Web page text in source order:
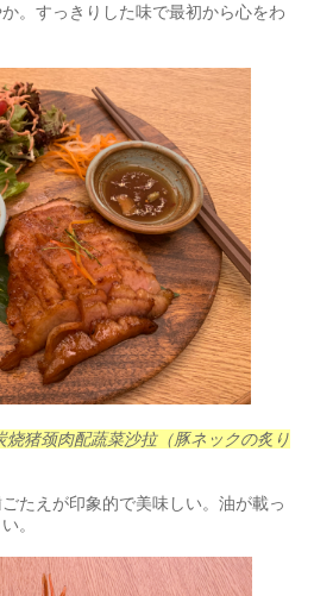
。すっきりした味で最初から心をわ
猪颈肉配蔬菜沙拉（豚ネックの炙り
たえが印象的で美味しい。油が載っ
。